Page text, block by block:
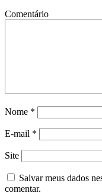
Comentário
Nome *
E-mail *
Site
Salvar meus dados
comentar.